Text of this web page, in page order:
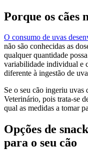
Porque os cães
O consumo de uvas
não são conhecidas as
qualquer quantidade
variabilidade individual e
diferente à ingestão de
Se o seu cão ingeriu
Veterinário, pois trata-se
qual as medidas a tomar
Opções de
para o seu cão